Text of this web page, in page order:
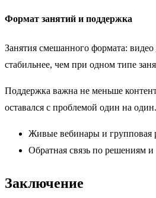
Формат занятий и поддержка
Занятия смешанного формата:
стабильнее, чем при одном типе
Поддержка важна не меньше
оставался с проблемой один на один.
Живые вебинары и групповая
Обратная связь по решениям
Заключение